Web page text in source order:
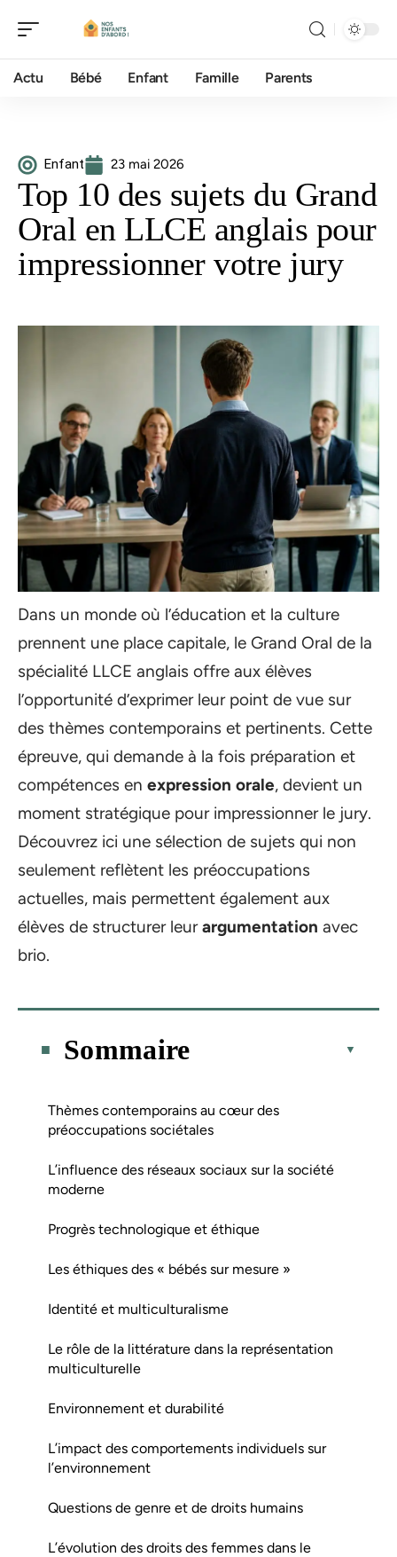
Actu Bébé Enfant Famille Parents
Enfant 23 mai 2026
Top 10 des sujets du Grand
Oral en LLCE anglais pour
impressionner votre jury
Dans un monde où l’éducation et la culture
prennent une place capitale, le Grand Oral de la
spécialité LLCE anglais offre aux élèves
l’opportunité d’exprimer leur point de vue sur
des thèmes contemporains et pertinents. Cette
épreuve, qui demande à la fois préparation et
compétences en expression orale, devient un
moment stratégique pour impressionner le jury.
Découvrez ici une sélection de sujets qui non
seulement reflètent les préoccupations
actuelles, mais permettent également aux
élèves de structurer leurargumentation avec
brio.
Sommaire
Thèmes contemporains au cœur des
préoccupations sociétales
L’influence des réseaux sociaux sur la société
moderne
Progrès technologique et éthique
Les éthiques des « bébés sur mesure »
Identité et multiculturalisme
Le rôle de la littérature dans la représentation
multiculturelle
Environnement et durabilité
L’impact des comportements individuels sur
l’environnement
Questions de genre et de droits humains
L’évolution des droits des femmes dans le